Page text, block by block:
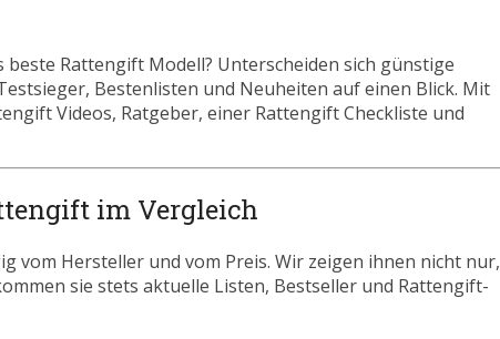
Rattengift Modell? Unterscheiden sich günstige
Bestenlisten und Neuheiten auf einen Blick. Mit
Videos, Ratgeber, einer Rattengift Checkliste und
im Vergleich
vom Hersteller und vom Preis. Wir zeigen ihnen nicht nur,
sie stets aktuelle Listen, Bestseller und Rattengift-